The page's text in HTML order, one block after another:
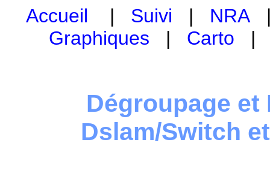
Accueil | Suivi | NRA
Graphiques | Carto
Dégroupage et
Dslam/Switch